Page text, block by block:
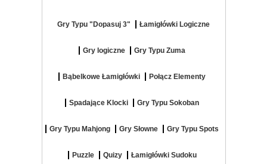
Gry Typu "Dopasuj 3" Łamigłówki Logiczne
Gry logiczne Gry Typu Zuma
Bąbelkowe Łamigłówki Połącz Elementy
Spadające Klocki Gry Typu Sokoban
Gry Typu Mahjong Gry Słowne Gry Typu Spots
Puzzle Quizy Łamigłówki Sudoku